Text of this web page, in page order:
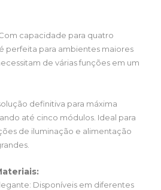
capacidade para quatro
perfeita para ambientes maiores
de várias funções em um
definitiva para máxima
até cinco módulos. Ideal para
de iluminação e alimentação
Disponíveis em diferentes